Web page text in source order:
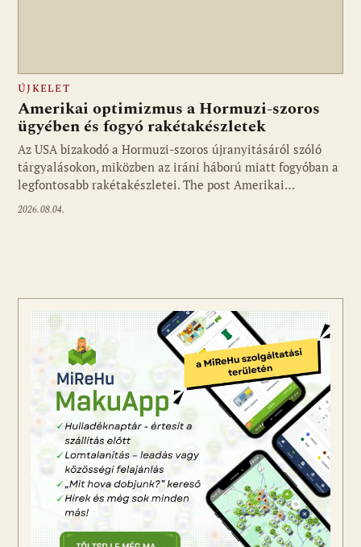
ÚJKELET
Amerikai optimizmus a Hormuzi-szoros
ügyében és fogyó rakétakészletek
Az USA bizakodó a Hormuzi-szoros újranyitásáról szóló
tárgyalásokon, miközben az iráni háború miatt fogyóban a
legfontosabb rakétakészletei. The post Amerikai…
2026.08.04.